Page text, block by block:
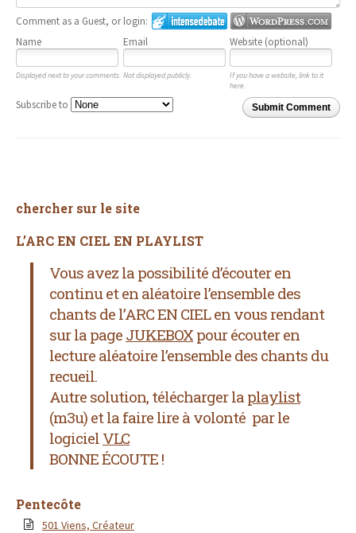
Comment as a Guest, or login:
Name
Email Website (optional)
Displayed next to your comments. Not displayed publicly.
If you have a website, link to it
here.
Submit Comment
Subscribe to
chercher sur le site
L’ARC EN CIEL EN PLAYLIST
Vous avez la possibilité d’écouter en
continu et en aléatoire l’ensemble des
chants de l’ARC EN CIELen vous rendant
sur la page JUKEBOX pour écouter en
lecture aléatoire l’ensemble des chants du
recueil.
Autre solution, télécharger la playlist
(m3u) et la faire lire à volonté par le
logiciel VLC
BONNE ÉCOUTE !
Pentecôte
501 Viens, Créateur